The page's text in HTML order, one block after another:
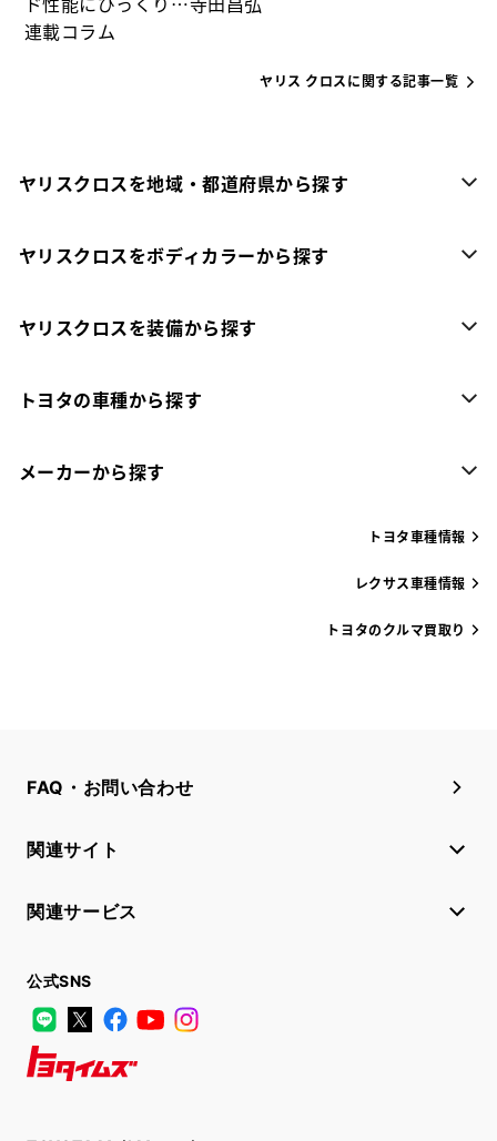
連載コラム
ヤリス クロスに関する記事一覧
ヤリスクロスを地域・都道府県から探す
ヤリスクロスをボディカラーから探す
ヤリスクロスを装備から探す
トヨタの車種から探す
メーカーから探す
トヨタ車種情報
レクサス車種情報
トヨタのクルマ買取り
FAQ・お問い合わせ
関連サイト
関連サービス
公式SNS
LINE
X FacebookYouTube